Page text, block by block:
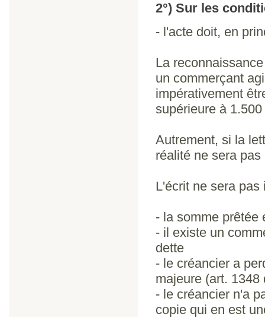
2°) Sur les
- l'acte doit, en
La
un commerçant
impérativement
supérieure à
Autrement, si la
réalité ne sera pas
L'écrit ne sera pas
- la somme prêtée
- il existe un
dette
- le créancier a
majeure (art. 1348
- le créancier n'a
copie qui en est